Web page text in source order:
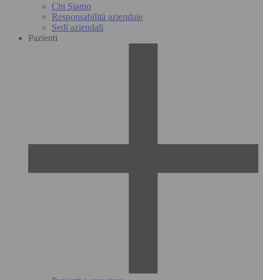
Chi Siamo
Responsabilità aziendale
Sedi aziendali
Pazienti